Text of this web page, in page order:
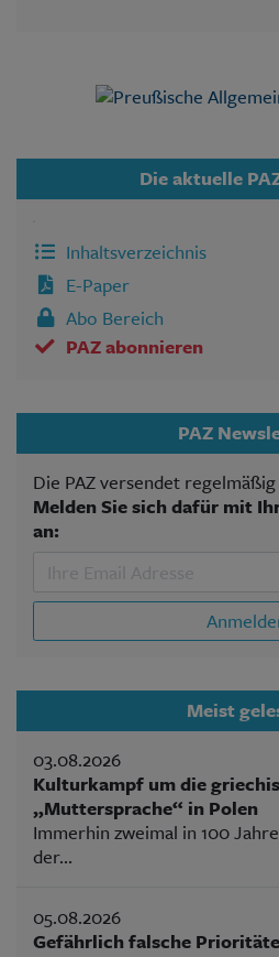
Die aktuelle
Inhaltsverzeichnis
E-Paper
Abo Bereich
PAZ abonnieren
PAZ
Die PAZ versendet
Melden Sie sich dafür mit
an:
Meist
03.08.2026
Kulturkampf um die
„Muttersprache“ in Polen
Immerhin zweimal in 100
der...
05.08.2026
Gefährlich falsche